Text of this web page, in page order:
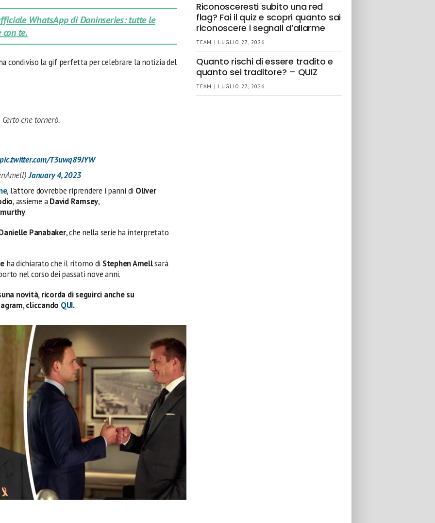
WhatsApp di Daninseries: tutte le
te.
condiviso la gif perfetta per celebrare la notizia del
Certo che tornerò.
pic.twitter.com/T3uwq89JYW
January 4, 2023
, l’attore dovrebbe riprendere i panni di Oliver
, assieme aDavid Ramsey,
.
Panabaker, che nella serie ha interpretato
ha dichiarato che il ritorno di Stephen Amellsarà
nel corso dei passati nove anni.
novità, ricorda di seguirci anche su
cliccando QUI.
Riconosceresti subito una red
flag? Fai il quiz e scopri quanto sai
riconoscere i segnali d’allarme
TEAM | LUGLIO 27, 2026
Quanto rischi di essere tradito e
quanto sei traditore? – QUIZ
TEAM | LUGLIO 27, 2026